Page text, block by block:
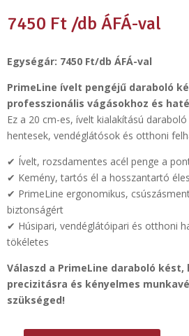
7450 Ft /db ÁFÁ-val
Egységár: 7450 Ft/db ÁFÁ-val
PrimeLine ívelt pengéjű daraboló
professzionális vágásokhoz és
Ez a 20 cm-es, ívelt kialakítású
hentesek, vendéglátósok és otthoni
✔ Ívelt, rozsdamentes acél penge a
✔ Kemény, tartós él a hosszantartó
✔ PrimeLine ergonomikus,
biztonságért
✔ Húsipari, vendéglátóipari és otthoni
tökéletes
Válaszd a PrimeLine daraboló
precizitásra és kényelmes
szükséged!